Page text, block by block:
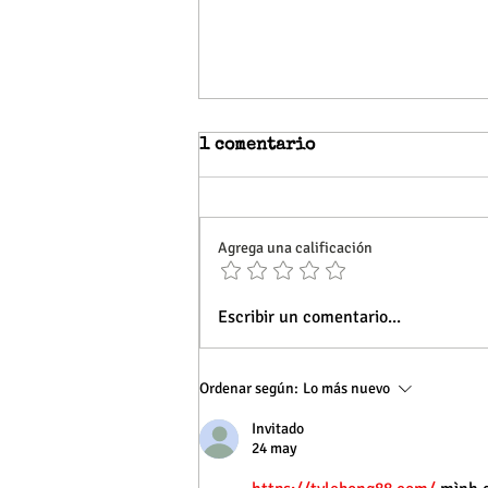
Recorrido patrimonial en
Punta de Fraile
1 comentario
Agrega una calificación
Escribir un comentario...
Ordenar según: Lo más nuevo
Invitado
24 may